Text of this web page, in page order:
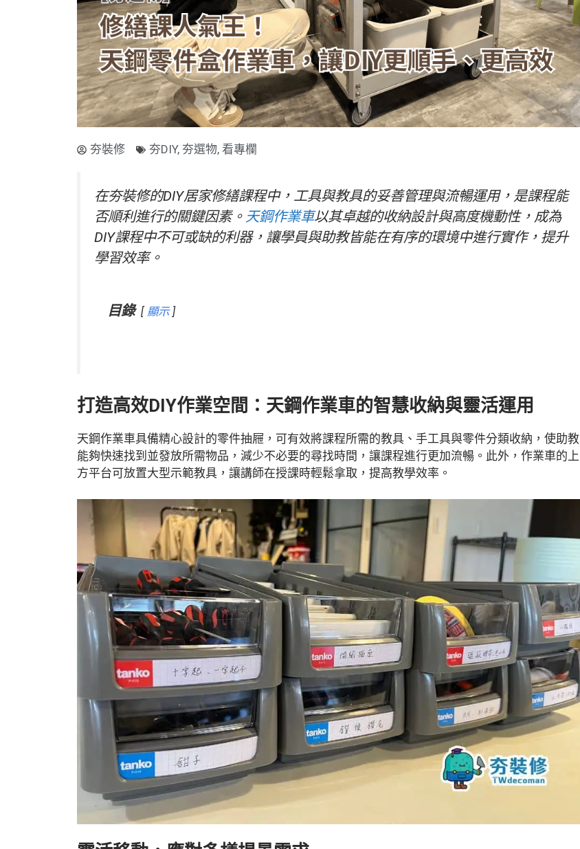
夯裝修 夯DIY, 夯選物, 看專欄
在夯裝修的DIY居家修繕課程中，工具與教具的妥善管理與流暢運用，是課程能
否順利進行的關鍵因素。 天鋼作業車以其卓越的收納設計與高度機動性，成為
DIY課程中不可或缺的利器，讓學員與助教皆能在有序的環境中進行實作，提升
學習效率。
目錄 顯示
打造高效DIY作業空間：天鋼作業車的智慧收納與靈活運用
天鋼作業車具備精心設計的零件抽屜，可有效將課程所需的教具、手工具與零件分類收納，使助教
能夠快速找到並發放所需物品，減少不必要的尋找時間，讓課程進行更加流暢。此外，作業車的上
方平台可放置大型示範教具，讓講師在授課時輕鬆拿取，提高教學效率。